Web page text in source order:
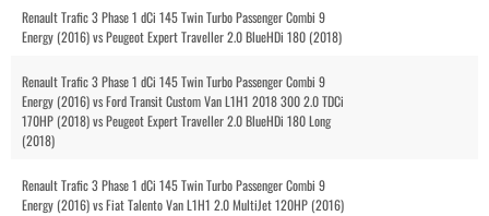
Renault Trafic 3 Phase 1 dCi 145 Twin Turbo Passenger Combi 9
Energy (2016) vs Peugeot Expert Traveller 2.0 BlueHDi 180 (2018)
Renault Trafic 3 Phase 1 dCi 145 Twin Turbo Passenger Combi 9
Energy (2016) vs Ford Transit Custom Van L1H1 2018 300 2.0 TDCi
170HP (2018) vs Peugeot Expert Traveller 2.0 BlueHDi 180 Long
(2018)
Renault Trafic 3 Phase 1 dCi 145 Twin Turbo Passenger Combi 9
Energy (2016) vs Fiat Talento Van L1H1 2.0 MultiJet 120HP (2016)